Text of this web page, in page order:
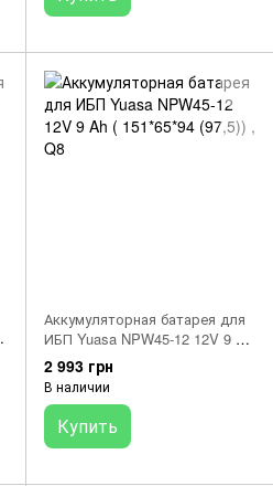
Аккумуляторная батарея для
ИБП Yuasa NPW45-12 12V 9 Ah
( 151*65*94 (97,5)) , Q8
2 993 грн
В наличии
Купить